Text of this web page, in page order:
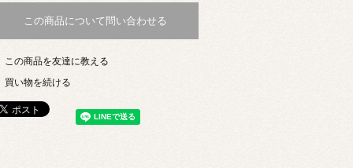
この商品について問い合わせる
この商品を友達に教える
買い物を続ける